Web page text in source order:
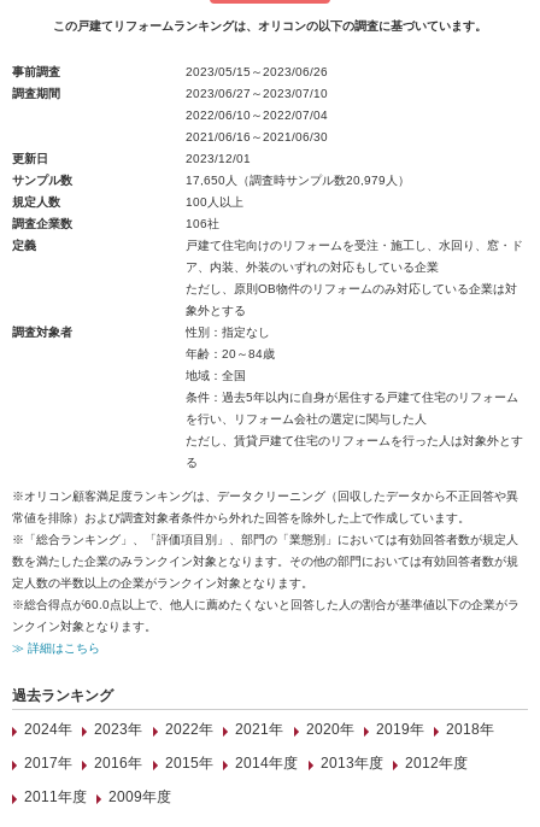
この戸建てリフォームランキングは、オリコンの以下の調査に基づいています。
事前調査
2023/05/15～2023/06/26
調査期間
2023/06/27～2023/07/10
2022/06/10～2022/07/04
2021/06/16～2021/06/30
更新日
2023/12/01
サンプル数
17,650人（調査時サンプル数20,979人）
規定人数
100人以上
調査企業数
106社
定義
戸建て住宅向けのリフォームを受注・施工し、水回り、窓・ド
ア、内装、外装のいずれの対応もしている企業
ただし、原則OB物件のリフォームのみ対応している企業は対
象外とする
調査対象者
性別：指定なし
年齢：20～84歳
地域：全国
条件：過去5年以内に自身が居住する戸建て住宅のリフォーム
を行い、リフォーム会社の選定に関与した人
ただし、賃貸戸建て住宅のリフォームを行った人は対象外とす
る
※オリコン顧客満足度ランキングは、データクリーニング（回収したデータから不正回答や異
常値を排除）および調査対象者条件から外れた回答を除外した上で作成しています。
※「総合ランキング」、「評価項目別」、部門の「業態別」においては有効回答者数が規定人
数を満たした企業のみランクイン対象となります。その他の部門においては有効回答者数が規
定人数の半数以上の企業がランクイン対象となります。
※総合得点が60.0点以上で、他人に薦めたくないと回答した人の割合が基準値以下の企業がラ
ンクイン対象となります。
≫ 詳細はこちら
過去ランキング
2024年
2023年 2022年 2021年 2020年 2019年
2018年
2017年
2016年 2015年 2014年度 2013年度
2012年度
2011年度
2009年度